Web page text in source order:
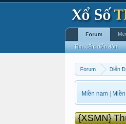
Forum Diễn
Miền nam
{XSMN}
Forum
Tìm kiếm diễn đàn